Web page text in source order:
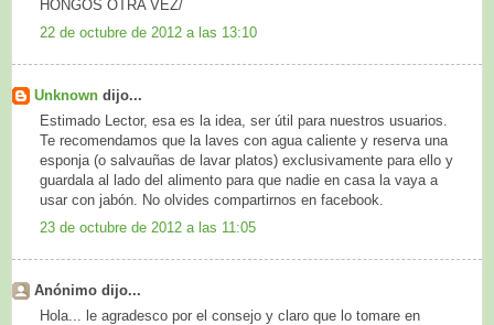
HONGOS OTRA VEZ/
22 de octubre de 2012 a las 13:10
Unknown dijo...
Estimado Lector, esa es la idea, ser útil para nuestros usuarios.
Te recomendamos que la laves con agua caliente y reserva una
esponja (o salvauñas de lavar platos) exclusivamente para ello y
guardala al lado del alimento para que nadie en casa la vaya a
usar con jabón. No olvides compartirnos en facebook.
23 de octubre de 2012 a las 11:05
Anónimo dijo...
Hola... le agradesco por el consejo y claro que lo tomare en